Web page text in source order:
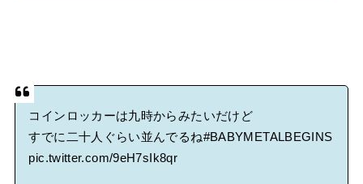
コインロッカーは九時からみたいだけど
すでに二十人ぐらい並んでるね#BABYMETALBEGINS
pic.twitter.com/9eH7sIk8qr